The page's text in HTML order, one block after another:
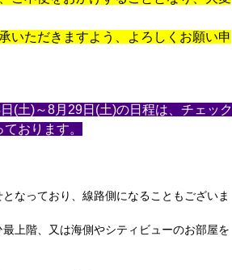
いただきますよう、よろしくお願い申
土)～8月29日(土)の日程は、チェック
おります。
なっており、線路側になることもございま
上階、又は海側やシティビューのお部屋を